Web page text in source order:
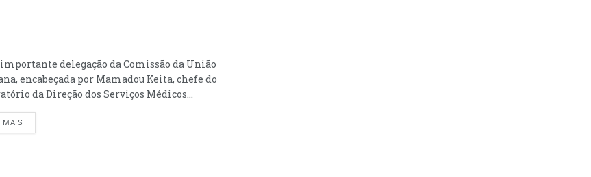
delegação da Comissão da União
encabeçada por Mamadou Keita, chefe do
da Direção dos Serviços Médicos...
MAIS